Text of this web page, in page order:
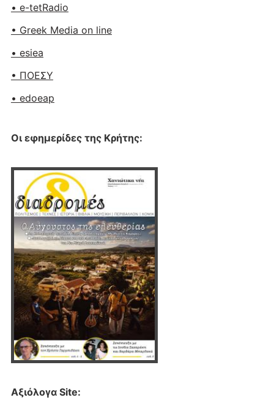
• e-tetRadio
• Greek Media on line
• esiea
• ΠΟΕΣΥ
• edoeap
Οι εφημερίδες της Κρήτης:
Αξιόλογα Site: